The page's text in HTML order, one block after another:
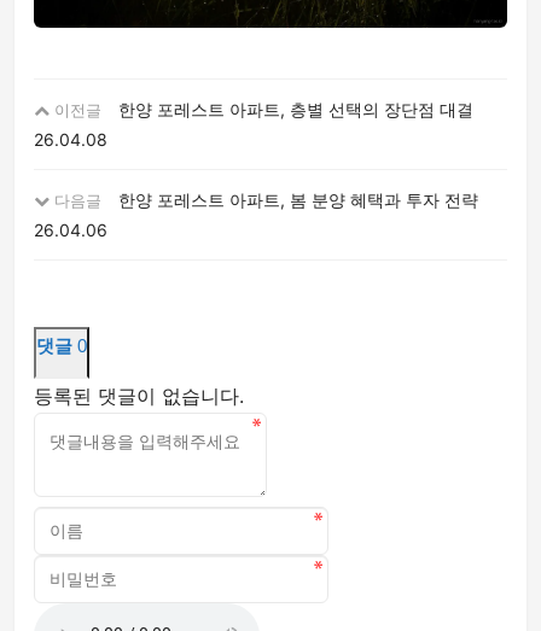
이전글
한양 포레스트 아파트, 층별 선택의 장단점 대결
26.04.08
다음글
한양 포레스트 아파트, 봄 분양 혜택과 투자 전략
26.04.06
댓글 0
등록된 댓글이 없습니다.